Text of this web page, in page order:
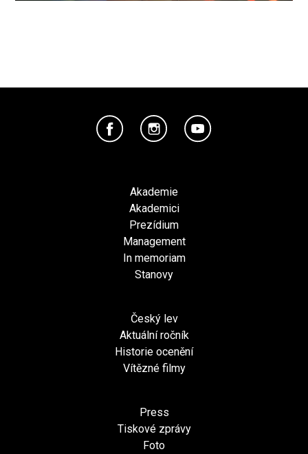
Akademie
Akademici
Prezídium
Management
In memoriam
Stanovy
Český lev
Aktuální ročník
Historie ocenění
Vítězné filmy
Press
Tiskové zprávy
Foto